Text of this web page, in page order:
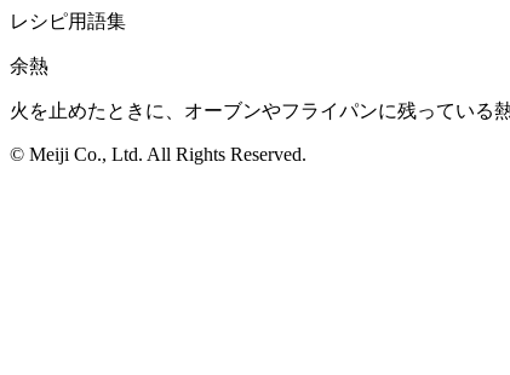
レシピ用語集
余熱
火を止めたときに、オーブンやフライパンに残っている
© Meiji Co., Ltd. All Rights Reserved.